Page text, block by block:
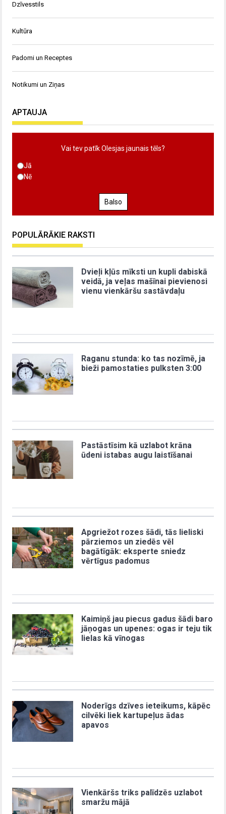
Dzīvesstils
Kultūra
Padomi un Receptes
Notikumi un Ziņas
APTAUJA
Vai tev patīk Olesjas jaunais tēls?
Jā
Nē
Balso
POPULĀRĀKIE RAKSTI
Dvieļi kļūs mīksti un kupli dabiskā
veidā, ja veļas mašīnai pievienosi
vienu vienkāršu sastāvdaļu
Raganu stunda: ko tas nozīmē, ja
bieži pamostaties pulksten 3:00
Pastāstīsim kā uzlabot krāna
ūdeni istabas augu laistīšanai
Apgriežot rozes šādi, tās lieliski
pārziemos un ziedēs vēl
bagātīgāk: eksperte sniedz
vērtīgus padomus
Kaimiņš jau piecus gadus šādi baro
jāņogas un upenes: ogas ir teju tik
lielas kā vīnogas
Noderīgs dzīves ieteikums, kāpēc
cilvēki liek kartupeļus ādas
apavos
Vienkāršs triks palīdzēs uzlabot
smaržu mājā